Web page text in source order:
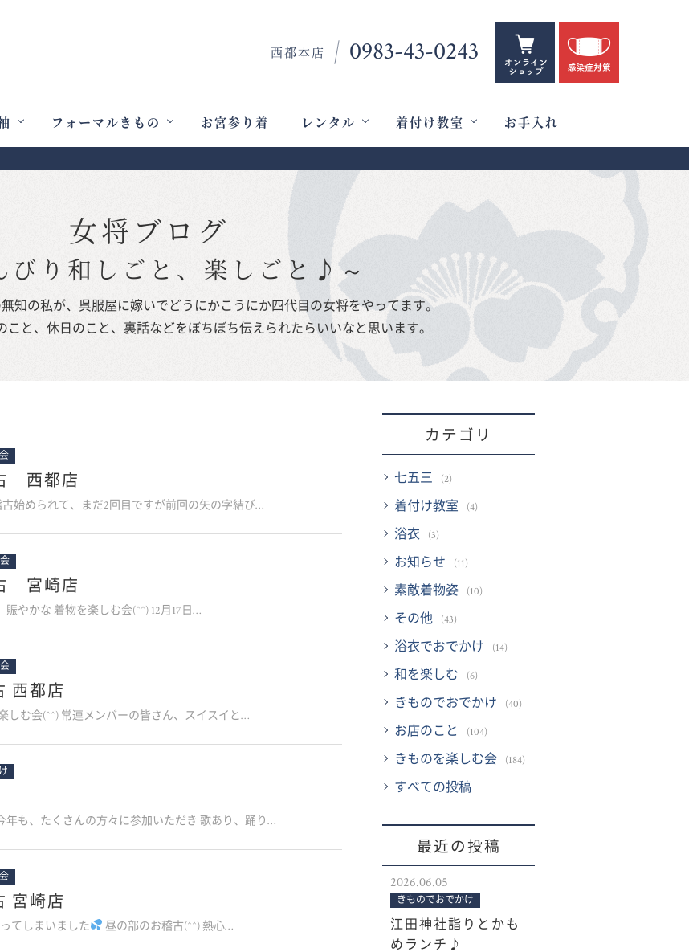
西都本店 0983-43-0243
フォーマルきもの お宮参り着 レンタル 着付け教室 お手入れ
女将ブログ
びり和しごと、楽しごと♪～
知の私が、呉服屋に嫁いでどうにかこうにか四代目の女将をやってます。
と、休日のこと、裏話などをぼちぼち伝えられたらいいなと思います。
西都店
始められて、まだ2回目ですが前回の矢の字結び…
宮崎店
やかな 着物を楽しむ会(^^) 12月17日…
西都店
しむ会(^^) 常連メンバーの皆さん、スイスイと…
年も、たくさんの方々に参加いただき 歌あり、踊り…
宮崎店
てしまいました 昼の部のお稽古(^^) 熱心…
カテゴリ
七五三 (2)
着付け教室 (4)
浴衣 (3)
お知らせ (11)
素敵着物姿 (10)
その他 (43)
浴衣でおでかけ (14)
和を楽しむ (6)
きものでおでかけ (40)
お店のこと (104)
きものを楽しむ会 (184)
すべての投稿
最近の投稿
2026.06.05
きものでおでかけ
江田神社詣りとかも
めランチ♪